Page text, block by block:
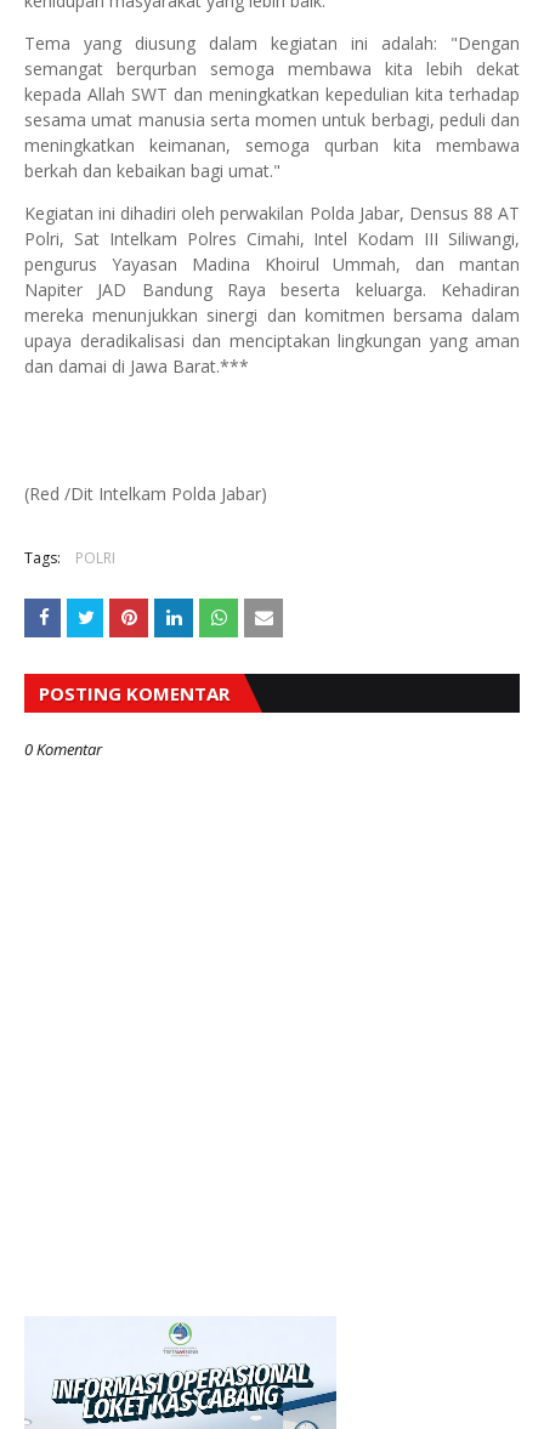
Tema yang diusung dalam kegiatan ini adalah: "Dengan
semangat berqurban semoga membawa kita lebih dekat
kepada Allah SWT dan meningkatkan kepedulian kita terhadap
sesama umat manusia serta momen untuk berbagi, peduli dan
meningkatkan keimanan, semoga qurban kita membawa
berkah dan kebaikan bagi umat."
Kegiatan ini dihadiri oleh perwakilan Polda Jabar, Densus 88 AT
Polri, Sat Intelkam Polres Cimahi, Intel Kodam III Siliwangi,
pengurus Yayasan Madina Khoirul Ummah, dan mantan
Napiter JAD Bandung Raya beserta keluarga. Kehadiran
mereka menunjukkan sinergi dan komitmen bersama dalam
upaya deradikalisasi dan menciptakan lingkungan yang aman
dan damai di Jawa Barat.***
(Red /Dit Intelkam Polda Jabar)
Tags: POLRI
POSTING KOMENTAR
0 Komentar